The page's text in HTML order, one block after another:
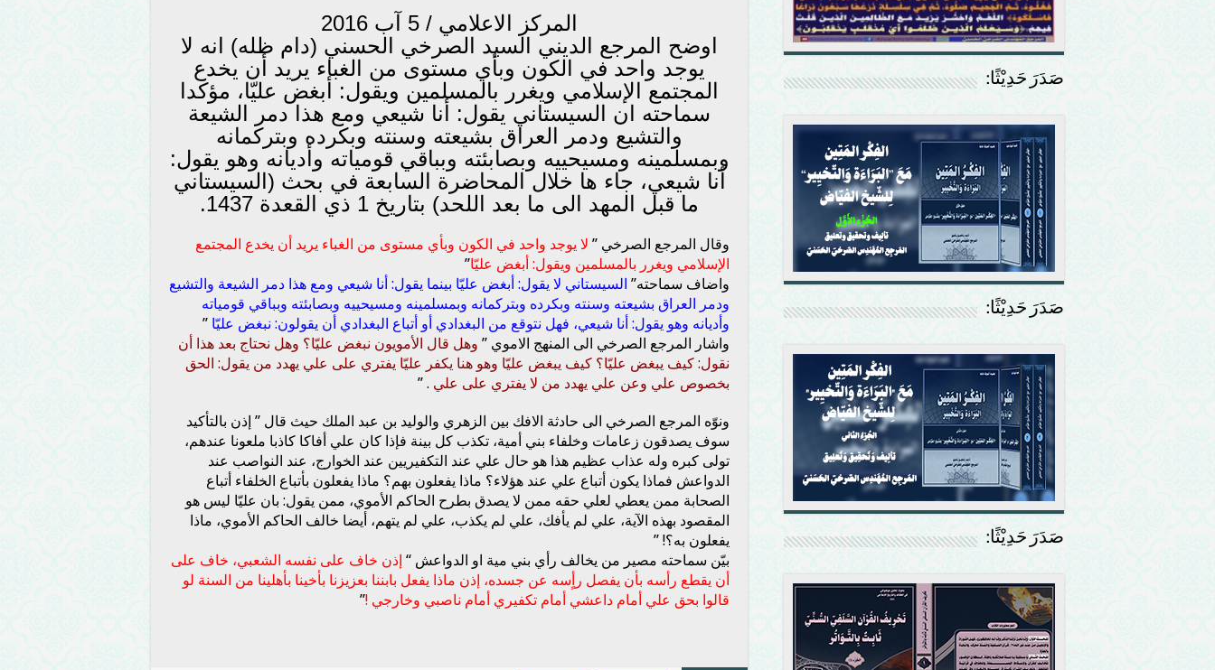
المركز الاعلامي / 5 آب 2016
اوضح المرجع الديني السيد الصرخي الحسني (دام ظله) انه لا
يوجد واحد في الكون وبأي مستوى من الغباء يريد أن يخدع
المجتمع الإسلامي ويغرر بالمسلمين ويقول: أبغض عليّا، مؤكدا
سماحته ان السيستاني يقول: أنا شيعي ومع هذا دمر الشيعة
والتشيع ودمر العراق بشيعته وسنته وبكرده وبتركمانه
وبمسلمينه ومسيحييه وبصابئته وبباقي قومياته وأديانه وهو يقول:
أنا شيعي، جاء ها خلال المحاضرة السابعة في بحث (السيستاني
ما قبل المهد الى ما بعد اللحد) بتاريخ 1 ذي القعدة 1437.
وقال المرجع الصرخي ” لا يوجد واحد في الكون وبأي مستوى من الغباء يريد أن يخدع المجتمع
الإسلامي ويغرر بالمسلمين ويقول: أبغض عليّا”
واضاف سماحته” السيستاني لا يقول: أبغض عليّا بينما يقول: أنا شيعي ومع هذا دمر الشيعة والتشيع
ودمر العراق بشيعته وسنته وبكرده وبتركمانه وبمسلمينه ومسيحييه وبصابئته وبباقي قومياته
وأديانه وهو يقول: أنا شيعي، فهل نتوقع من البغدادي أو أتباع البغدادي أن يقولون: نبغض عليّا ”
واشار المرجع الصرخي الى المنهج الاموي ” وهل قال الأمويون نبغض عليّا؟ وهل نحتاج بعد هذا أن
نقول: كيف يبغض عليّا؟ كيف يبغض عليّا وهو هنا يكفر عليّا يفتري على علي يهدد من يقول: الحق
بخصوص علي وعن علي يهدد من لا يفتري على علي . ”
ونوّه المرجع الصرخي الى حادثة الافك بين الزهري والوليد بن عبد الملك حيث قال ” إذن بالتأكيد
سوف يصدقون زعامات وخلفاء بني أمية، تكذب كل بينة فإذا كان علي أفاكا كاذبا ملعونا عندهم،
تولى كبره وله عذاب عظيم هذا هو حال علي عند التكفيريين عند الخوارج، عند النواصب عند
الدواعش فماذا يكون أتباع علي عند هؤلاء؟ ماذا يفعلون بهم؟ ماذا يفعلون بأتباع الخلفاء أتباع
الصحابة ممن يعطي لعلي حقه ممن لا يصدق بطرح الحاكم الأموي، ممن يقول: بان عليّا ليس هو
المقصود بهذه الآية، علي لم يأفك، علي لم يكذب، علي لم يتهم، أيضا خالف الحاكم الأموي، ماذا
يفعلون به؟! ”
بيّن سماحته مصير من يخالف رأي بني مية او الدواعش “ إذن خاف على نفسه الشعبي، خاف على
أن يقطع رأسه بأن يفصل رأٍسه عن جسده، إذن ماذا يفعل بابننا بعزيزنا بأخينا بأهلينا من السنة لو
قالوا بحق علي أمام داعشي أمام تكفيري أمام ناصبي وخارجي !”
صَدَرَ حَدِيْثًا:
صَدَرَ حَدِيْثًا:
صَدَرَ حَدِيْثًا: